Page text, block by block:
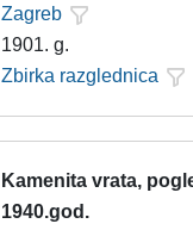
Zagreb
1901. g.
Zbirka razglednica
Kamenita vrata,
1940.god.